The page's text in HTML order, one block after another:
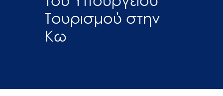
Τουρισμού στην
Κω